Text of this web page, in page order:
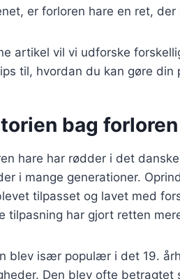
er forloren hare en ret,
artikel vil vi udforske
til, hvordan du kan gøre
bag
hare har rødder i det
i mange generationer.
tilpasset og lavet med
tilpasning har gjort retten
blev især populær i det 19.
Den blev ofte betragtet